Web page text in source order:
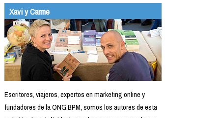
Xavi y Carme
Escritores, viajeros, expertos en marketing online y
fundadores de la ONG BPM, somos los autores de esta